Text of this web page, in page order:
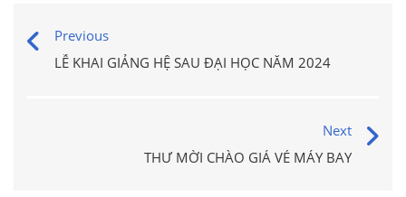
Previous
LỄ KHAI GIẢNG HỆ SAU ĐẠI HỌC NĂM 2024
Next
THƯ MỜI CHÀO GIÁ VÉ MÁY BAY